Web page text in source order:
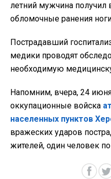
летний мужчина
обломочные ранения
Пострадавший
медики проводят
необходимую
Напомним, вчера, 24
оккупационные войска
населенных пунктов
вражеских ударов
жителей, один человек